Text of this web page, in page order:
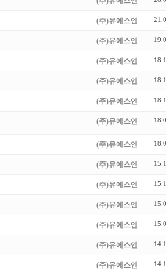
(주)유에스엔
(주)유에스엔
(주)유에스엔
(주)유에스엔
(주)유에스엔
(주)유에스엔
(주)유에스엔
(주)유에스엔
(주)유에스엔
(주)유에스엔
(주)유에스엔
(주)유에스엔
(주)유에스엔